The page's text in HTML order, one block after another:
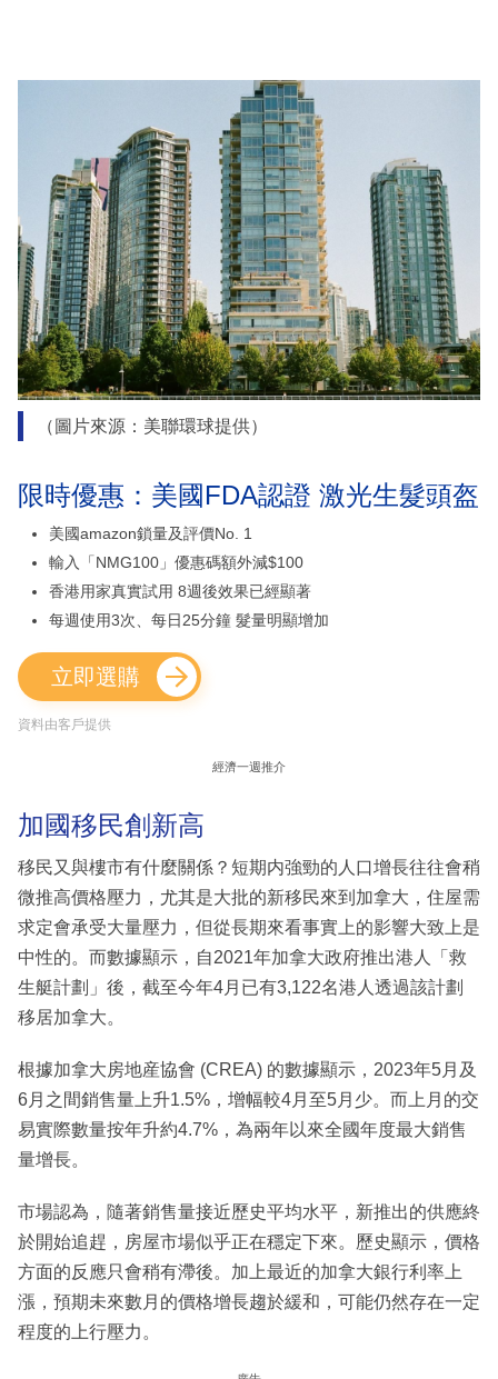
（圖片來源：美聯環球提供）
限時優惠：美國FDA認證 激光生髮頭盔
美國amazon鎖量及評價No. 1
輸入「NMG100」優惠碼額外減$100
香港用家真實試用 8週後效果已經顯著
每週使用3次、每日25分鐘 髮量明顯增加
立即選購
資料由客戶提供
經濟一週推介
加國移民創新高
移民又與樓市有什麼關係？短期内強勁的人口增長往往會稍
微推高價格壓力，尤其是大批的新移民來到加拿大，住屋需
求定會承受大量壓力，但從長期來看事實上的影響大致上是
中性的。而數據顯示，自2021年加拿大政府推出港人「救
生艇計劃」後，截至今年4月已有3,122名港人透過該計劃
移居加拿大。
根據加拿大房地産協會 (CREA) 的數據顯示，2023年5月及
6月之間銷售量上升1.5%，增幅較4月至5月少。而上月的交
易實際數量按年升約4.7%，為兩年以來全國年度最大銷售
量增長。
市場認為，隨著銷售量接近歷史平均水平，新推出的供應終
於開始追趕，房屋市場似乎正在穩定下來。歷史顯示，價格
方面的反應只會稍有滯後。加上最近的加拿大銀行利率上
漲，預期未來數月的價格增長趨於緩和，可能仍然存在一定
程度的上行壓力。